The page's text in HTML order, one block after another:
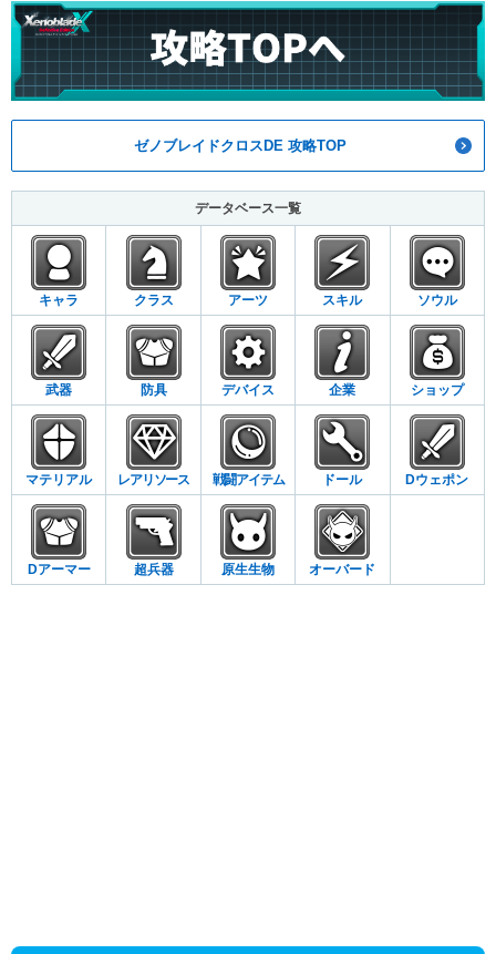
ゼノブレイドクロスDE 攻略TOP
データベース一覧
キャラ クラス アーツ スキル ソウル
武器 防具 デバイス 企業 ショップ
マテリアル レアリソース 戦闘アイテム ドール Dウェポン
Dアーマー 超兵器 原生生物 オーバード